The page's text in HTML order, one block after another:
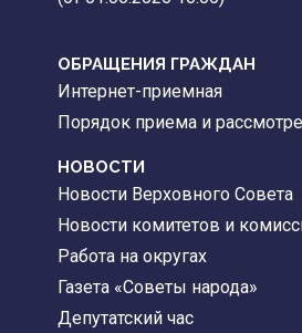
ОБРАЩЕНИЯ ГРАЖДАН
Интернет-приемная
Порядок приема и
НОВОСТИ
Новости Верховного Совета
Новости комитетов и
Работа на округах
Газета «Советы народа»
Депутатский час